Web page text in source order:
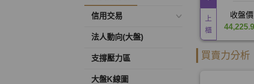
信用交易
法人動向(大盤)
支撐壓力區
大盤K線圖